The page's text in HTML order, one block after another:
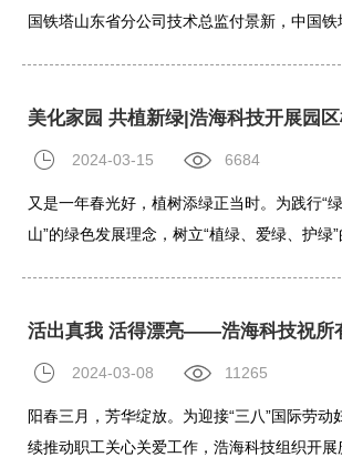
国铁塔山东省分公司技术总监付景新，中国铁
美化家园 共植新绿|浩海科技开展园
2024-03-15 6684
又是一年春光好，植树添绿正当时。为践行“
山”的绿色发展理念，树立“植绿、爱绿、护绿”
2024-03-08 11265
阳春三月，芳华绽放。为迎接“三八”国际劳动
续推动职工关心关爱工作，浩海科技组织开展